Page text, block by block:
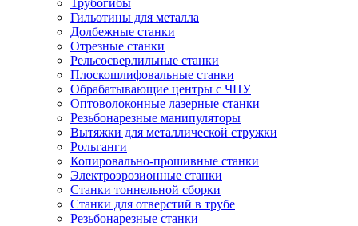
Трубогибы
Гильотины для металла
Долбежные станки
Отрезные станки
Рельсосверлильные станки
Плоскошлифовальные станки
Обрабатывающие центры с ЧПУ
Оптоволоконные лазерные станки
Резьбонарезные манипуляторы
Вытяжки для металлической стружки
Рольганги
Копировально-прошивные станки
Электроэрозионные станки
Станки тоннельной сборки
Станки для отверстий в трубе
Резьбонарезные станки